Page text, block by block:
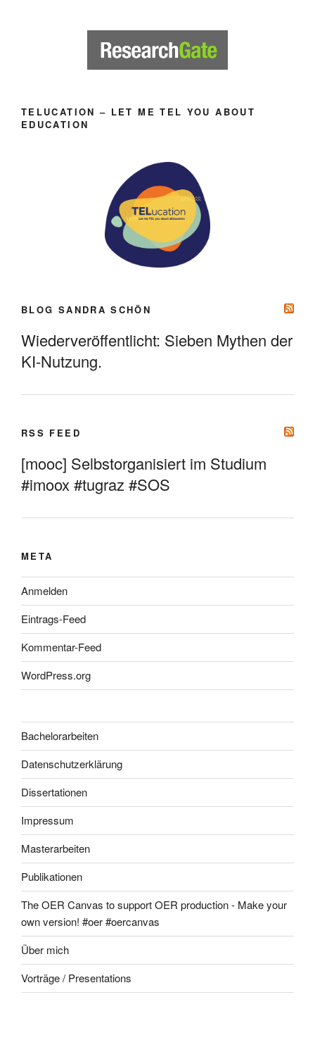
TELUCATION – LET ME TEL YOU ABOUT
EDUCATION
BLOG SANDRA SCHÖN
Wiederveröffentlicht: Sieben Mythen der
KI-Nutzung.
RSS FEED
[mooc] Selbstorganisiert im Studium
#imoox #tugraz #SOS
META
Anmelden
Eintrags-Feed
Kommentar-Feed
WordPress.org
Bachelorarbeiten
Datenschutzerklärung
Dissertationen
Impressum
Masterarbeiten
Publikationen
The OER Canvas to support OER production - Make your
own version! #oer #oercanvas
Über mich
Vorträge / Presentations